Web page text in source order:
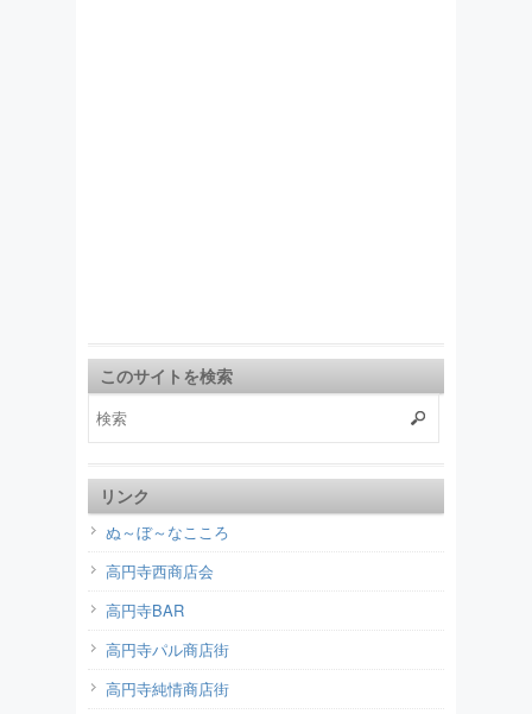
このサイトを検索
リンク
ぬ～ぼ～なこころ
高円寺西商店会
高円寺BAR
高円寺パル商店街
高円寺純情商店街